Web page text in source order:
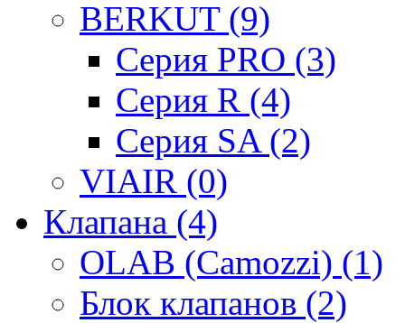
BERKUT (9)
Серия PRO (3)
Серия R (4)
Серия SA (2)
VIAIR (0)
Клапана (4)
OLAB (Camozzi) (1)
Блок клапанов (2)